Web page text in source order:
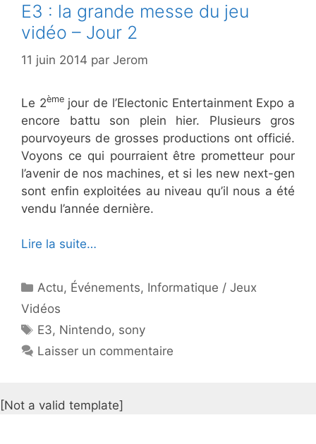
E3 : la grande messe du jeu
vidéo – Jour 2
11 juin 2014 par Jerom
Le 2èmejour de l’Electonic Entertainment Expo a
encore battu son plein hier. Plusieurs gros
pourvoyeurs de grosses productions ont officié.
Voyons ce qui pourraient être prometteur pour
l’avenir de nos machines, et si les new next-gen
sont enfin exploitées au niveau qu’il nous a été
vendu l’année dernière.
Lire la suite…
Catégories
Actu, Événements, Informatique / Jeux
Vidéos
Étiquettes
E3, Nintendo, sony
Laisser un commentaire
[Not a valid template]